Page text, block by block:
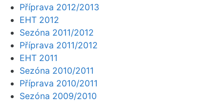
Příprava 2012/2013
EHT 2012
Sezóna 2011/2012
Příprava 2011/2012
EHT 2011
Sezóna 2010/2011
Příprava 2010/2011
Sezóna 2009/2010